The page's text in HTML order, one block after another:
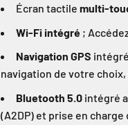
Écran tactile multi-
Wi-Fi intégré ;
Navigation GPS
navigation de votre choix,
Bluetooth 5.0 intégré
(A2DP) et prise en